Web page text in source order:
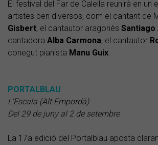
El festival del Far de Calella reunirà en un
artistes ben diversos, com el cantant de
Gisbert, el cantautor aragonès Santiago
cantadora Alba Carmona, el cantautor
conegut pianista Manu Guix.
PORTALBLAU
L’Escala (Alt Empordà)
Del 29 de juny al 2 de setembre
La 17a edició del Portalblau aposta